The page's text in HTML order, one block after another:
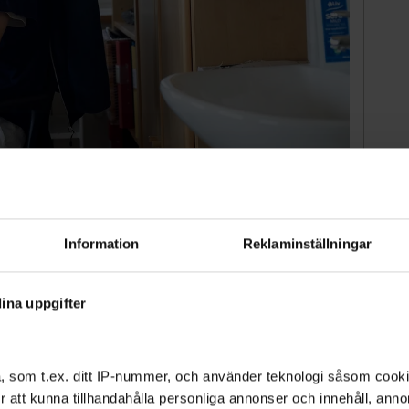
Information Reklaminställningar
uppgifter
som t.ex. ditt IP-nummer, och använder teknologi såsom
att kunna tillhandahålla personliga annonser och innehåll,
Ted Gustafsson.
gruppmottagningar i Stockholms nya
delade på röntgen och labb. Vid
1964 delade ett tjugotal specialister på den
plats för vård. I det nya höghus som ska
på vård. I stället blir det kontor, butiker och
vet att många kontorslokaler i stan står